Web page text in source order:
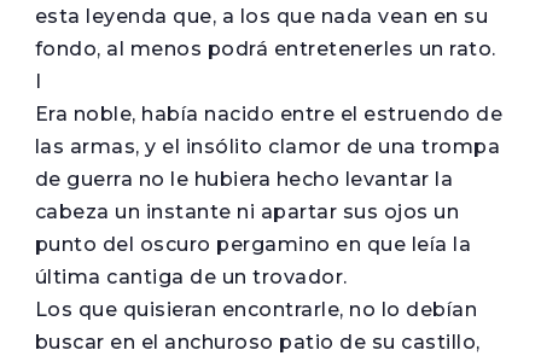
esta leyenda que, a los que nada vean en su
fondo, al menos podrá entretenerles un rato.
Era noble, había nacido entre el estruendo de
las armas, y el insólito clamor de una trompa
de guerra no le hubiera hecho levantar la
cabeza un instante ni apartar sus ojos un
punto del oscuro pergamino en que leía la
última cantiga de un trovador.
Los que quisieran encontrarle, no lo debían
buscar en el anchuroso patio de su castillo,